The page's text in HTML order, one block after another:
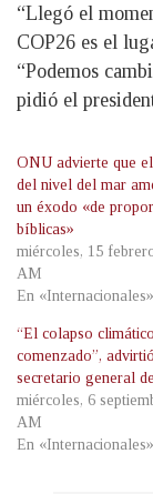
“Llegó el
COP26 es el
“Podemos
pidió el
ONU advierte que
del nivel del mar
un éxodo «de
bíblicas»
miércoles, 15
AM
En «Internacionales»
“El colapso
comenzado”,
secretario general
miércoles, 6
AM
En «Internacionales»